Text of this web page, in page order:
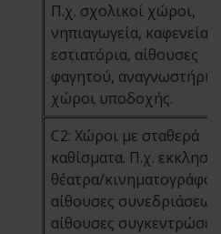
Π.χ. σχολικοί χώροι,
νηπιαγωγεία, καφενεία,
εστιατόρια, αίθουσες
φαγητού, αναγνωστήρια,
χώροι υποδοχής.
C2: Χώροι με σταθερά
καθίσματα. Π.χ.
θέατρα/κινηματογράφοι,
αίθουσες
αίθουσες